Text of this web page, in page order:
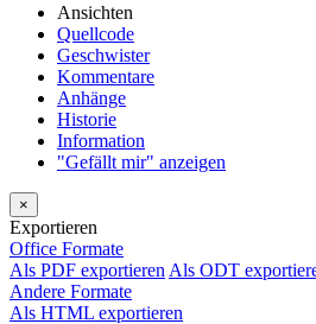
Ansichten
Quellcode
Geschwister
Kommentare
Anhänge
Historie
Information
"Gefällt mir" anzeigen
×
Exportieren
Office Formate
Als PDF exportieren Als ODT
Andere Formate
Als HTML exportieren